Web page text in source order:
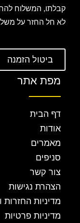
קבלתו, המשלוח
לא חל החזר על
ביטול הזמנה
מפת אתר
דף הבית
אודות
מאמרים
סניפים
צור קשר
הצהרת נגישות
מדיניות החזרות
מדיניות פרטיות